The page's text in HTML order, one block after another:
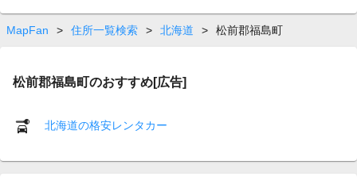
MapFan > 住所一覧検索 > 北海道 > 松前郡福島町
松前郡福島町のおすすめ[広告]
北海道の格安レンタカー